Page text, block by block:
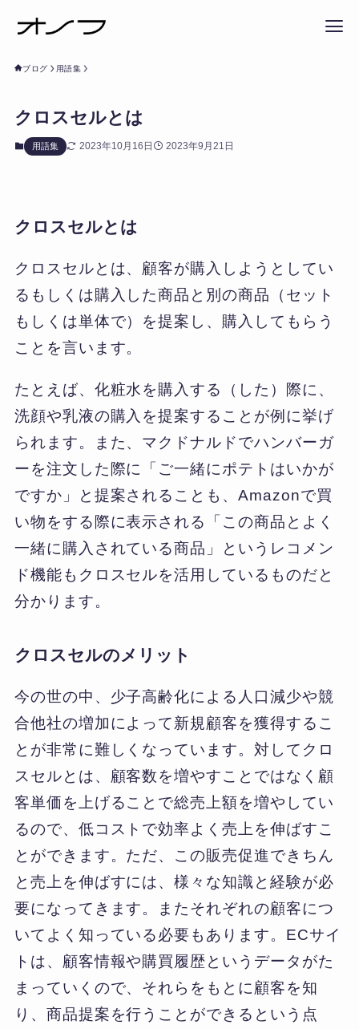
ブログ 用語集
クロスセルとは
用語集 2023年10月16日 2023年9月21日
クロスセルとは
クロスセルとは、顧客が購入しようとしてい
るもしくは購入した商品と別の商品（セット
もしくは単体で）を提案し、購入してもらう
ことを言います。
たとえば、化粧水を購入する（した）際に、
洗顔や乳液の購入を提案することが例に挙げ
られます。また、マクドナルドでハンバーガ
ーを注文した際に「ご一緒にポテトはいかが
ですか」と提案されることも、Amazonで買
い物をする際に表示される「この商品とよく
一緒に購入されている商品」というレコメン
ド機能もクロスセルを活用しているものだと
分かります。
クロスセルのメリット
今の世の中、少子高齢化による人口減少や競
合他社の増加によって新規顧客を獲得するこ
とが非常に難しくなっています。対してクロ
スセルとは、顧客数を増やすことではなく顧
客単価を上げることで総売上額を増やしてい
るので、低コストで効率よく売上を伸ばすこ
とができます。ただ、この販売促進できちん
と売上を伸ばすには、様々な知識と経験が必
要になってきます。またそれぞれの顧客につ
いてよく知っている必要もあります。ECサイ
トは、顧客情報や購買履歴というデータがた
まっていくので、それらをもとに顧客を知
り、商品提案を行うことができるという点